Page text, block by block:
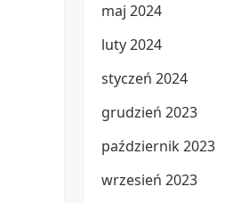
maj 2024
luty 2024
styczeń 2024
grudzień 2023
październik 2023
wrzesień 2023